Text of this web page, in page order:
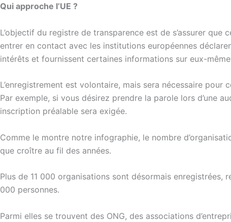
Qui approche l’UE ?
L’objectif du registre de transparence est de s’assurer que
entrer en contact avec les institutions européennes
intérêts et fournissent certaines informations sur eux-
L’enregistrement est volontaire, mais sera nécessaire pour
Par exemple, si vous désirez prendre la parole lors d’une
inscription préalable sera exigée.
Comme le montre notre infographie, le nombre
que croître au fil des années.
Plus de 11 000 organisations sont désormais enregistrées,
000 personnes.
Parmi elles se trouvent des ONG, des associations